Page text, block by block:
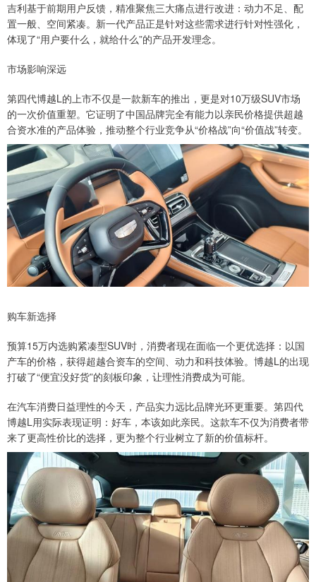
吉利基于前期用户反馈，精准聚焦三大痛点进行改进：动力不足、配
置一般、空间紧凑。新一代产品正是针对这些需求进行针对性强化，
体现了“用户要什么，就给什么”的产品开发理念。
市场影响深远
第四代博越L的上市不仅是一款新车的推出，更是对10万级SUV市场
的一次价值重塑。它证明了中国品牌完全有能力以亲民价格提供超越
合资水准的产品体验，推动整个行业竞争从“价格战”向“价值战”转变。
购车新选择
预算15万内选购紧凑型SUV时，消费者现在面临一个更优选择：以国
产车的价格，获得超越合资车的空间、动力和科技体验。博越L的出现
打破了“便宜没好货”的刻板印象，让理性消费成为可能。
在汽车消费日益理性的今天，产品实力远比品牌光环更重要。第四代
博越L用实际表现证明：好车，本该如此亲民。这款车不仅为消费者带
来了更高性价比的选择，更为整个行业树立了新的价值标杆。